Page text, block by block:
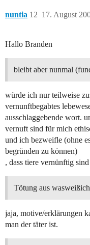
nuntia 17. August
12
Hallo Branden
bleibt aber nunmal
würde ich nur teilweise
vernunftbegabtes
ausschlaggebende wort.
vernuft sind für mich
und ich bezweifle (ohne
begründen zu können)
, dass tiere vernünftig sind
Tötung aus
jaja, motive/erklärungen
man der täter ist.